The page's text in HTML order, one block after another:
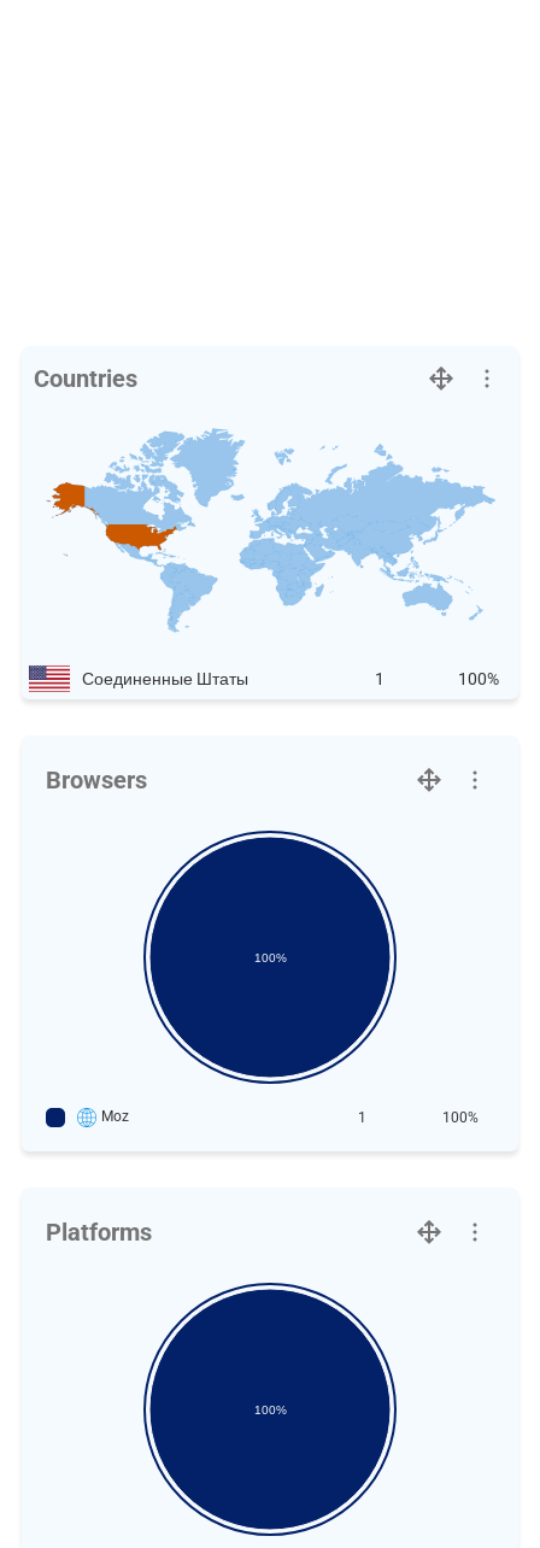
Countries
Соединенные Штаты 1 100%
Browsers
100%
Moz 1 100%
Platforms
100%